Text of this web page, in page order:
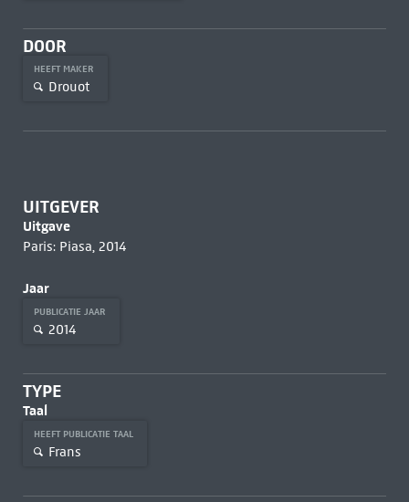
DOOR
HEEFT MAKER
Drouot
UITGEVER
Uitgave
Paris: Piasa, 2014
Jaar
PUBLICATIE JAAR
2014
TYPE
Taal
HEEFT PUBLICATIE TAAL
Frans